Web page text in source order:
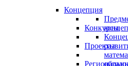
Концепция
Конкурсы
Проекты